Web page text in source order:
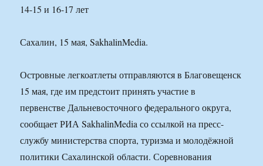
14-15 и 16-17 лет
Сахалин, 15 мая, SakhalinMedia.
Островные легкоатлеты отправляются в Благовещенск
15 мая, где им предстоит принять участие в
первенстве Дальневосточного федерального округа,
сообщает РИА SakhalinMedia со ссылкой на пресс-
службу министерства спорта, туризма и молодёжной
политики Сахалинской области. Соревнования